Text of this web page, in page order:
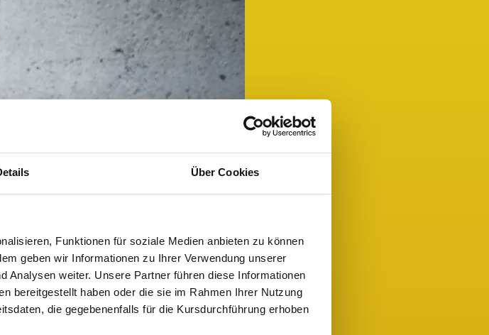
Über Cookies
Funktionen für soziale Medien anbieten zu können
geben wir Informationen zu Ihrer Verwendung unserer
Analysen weiter. Unsere Partner führen diese Informationen
bereitgestellt haben oder die sie im Rahmen Ihrer Nutzung
die gegebenenfalls für die Kursdurchführung erhoben